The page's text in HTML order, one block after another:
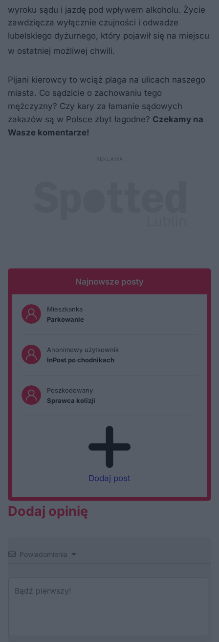
wyroku sądu i jazdę pod wpływem alkoholu. Życie
zawdzięcza wyłącznie czujności i odwadze
lubelskiego dyżurnego, który pojawił się na miejscu
w ostatniej możliwej chwili.
Pijani kierowcy to wciąż plaga na ulicach naszego
miasta. Co sądzicie o zachowaniu tego
mężczyzny? Czy kary za łamanie sądowych
zakazów są w Polsce zbyt łagodne? Czekamy na
Wasze komentarze!
Najnowsze posty
Mieszkanka
Parkowanie
Anonimowy użytkownik
InPost po chodnikach
Poszkodowany
Sprawca kolizji
Dodaj post
Dodaj opinię
Powiadomienia